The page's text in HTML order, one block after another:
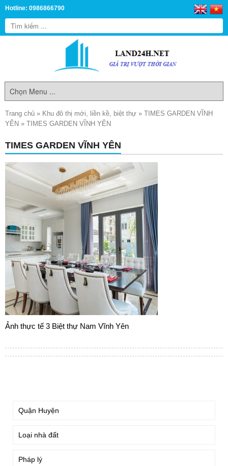
Hotline: 0986866790
Trang chủ » Khu đô thị mới, liền kề, biệt thự » TIMES GARDEN VĨNH
YÊN » TIMES GARDEN VĨNH YÊN
TIMES GARDEN VĨNH YÊN
Ảnh thực tế 3 Biệt thự Nam Vĩnh Yên